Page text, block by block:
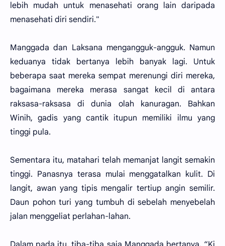
lebih mudah untuk menasehati orang lain daripada
menasehati diri sendiri."
Manggada dan Laksana mengangguk-angguk. Namun
keduanya tidak bertanya lebih banyak lagi. Untuk
beberapa saat mereka sempat merenungi diri mereka,
bagaimana mereka merasa sangat kecil di antara
raksasa-raksasa di dunia olah kanuragan. Bahkan
Winih, gadis yang cantik itupun memiliki ilmu yang
tinggi pula.
Sementara itu, matahari telah memanjat langit semakin
tinggi. Panasnya terasa mulai menggatalkan kulit. Di
langit, awan yang tipis mengalir tertiup angin semilir.
Daun pohon turi yang tumbuh di sebelah menyebelah
jalan menggeliat perlahan-lahan.